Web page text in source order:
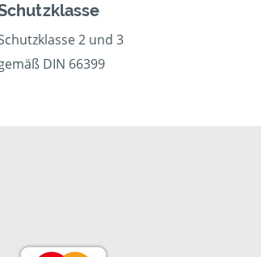
2 und 3
DIN 66399